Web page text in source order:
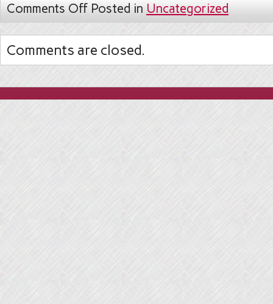
Comments Off Posted in Uncategorized
Comments are closed.